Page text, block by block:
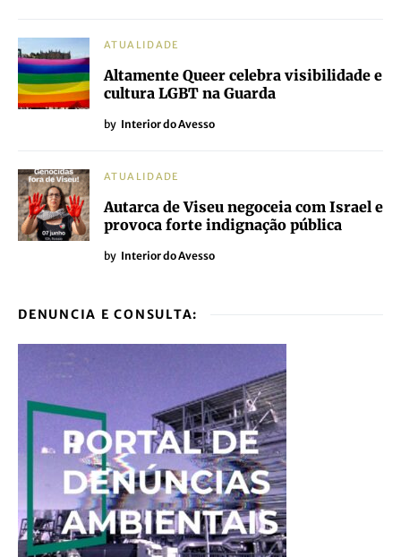
ATUALIDADE
Altamente Queer celebra visibilidade e
cultura LGBT na Guarda
by Interior do Avesso
ATUALIDADE
Autarca de Viseu negoceia com Israel e
provoca forte indignação pública
by Interior do Avesso
DENUNCIA E CONSULTA: